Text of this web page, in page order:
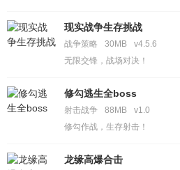
现实战争生存挑战
战争策略 30MB
v4.5.6
无限交锋，战场对决！
修勾逃生全boss
射击战争 88MB
v1.0
修勾作战，生存射击！
龙缘高爆合击